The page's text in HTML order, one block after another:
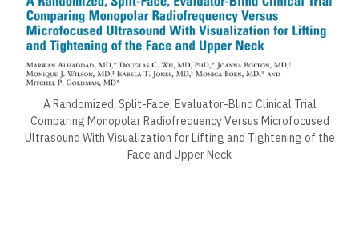
A Randomized, Split-Face, Evaluator-Blind Clinical Trial
Comparing Monopolar Radiofrequency Versus Microfocused
Ultrasound With Visualization for Lifting and Tightening of the
Face and Upper Neck